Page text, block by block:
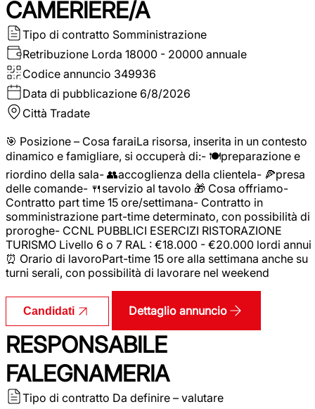
CAMERIERE/A
Tipo di contratto Somministrazione
Retribuzione Lorda 18000 - 20000 annuale
Codice annuncio 349936
Data di pubblicazione 6/8/2026
Città Tradate
🎯 Posizione – Cosa faraiLa risorsa, inserita in un contesto
dinamico e famigliare, si occuperà di:- 🍽️preparazione e
riordino della sala- 👥accoglienza della clientela- 🍕presa
delle comande- 🍴servizio al tavolo 🎁 Cosa offriamo-
Contratto part time 15 ore/settimana- Contratto in
somministrazione part-time determinato, con possibilità di
proroghe- CCNL PUBBLICI ESERCIZI RISTORAZIONE
TURISMO Livello 6 o 7 RAL : €18.000 - €20.000 lordi annui
⏰ Orario di lavoroPart-time 15 ore alla settimana anche su
turni serali, con possibilità di lavorare nel weekend
Candidati Dettaglio annuncio
RESPONSABILE
FALEGNAMERIA
Tipo di contratto Da definire – valutare